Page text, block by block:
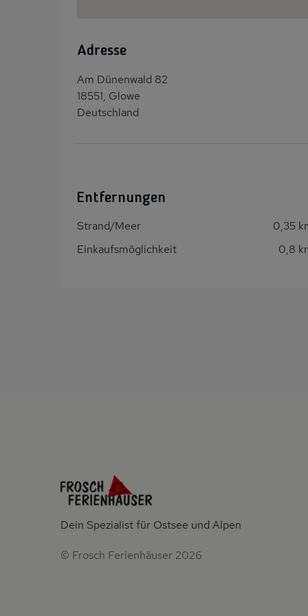
Adresse
Am Dünenwald 82
18551, Glowe
Deutschland
Entfernungen
Strand/Meer
0,35
Einkaufsmöglichkeit
0,8
Dein Spezialist für Ostsee und Alpen
© Frosch Ferienhäuser 2026